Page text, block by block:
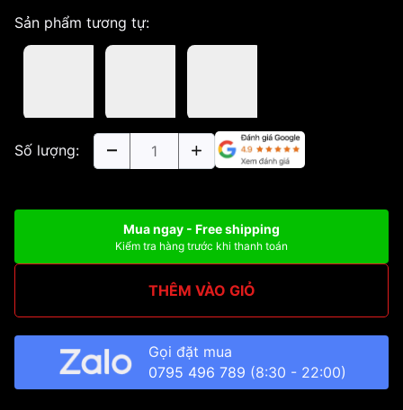
Sản phẩm tương tự:
Số lượng:
Mua ngay - Free shipping
Kiểm tra hàng trước khi thanh toán
THÊM VÀO GIỎ
Gọi đặt mua
0795 496 789 (8:30 - 22:00)